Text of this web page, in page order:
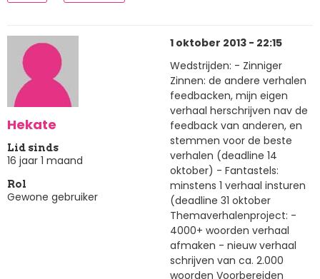
Hekate
Lid sinds
16 jaar 1 maand
Rol
Gewone gebruiker
1 oktober 2013 - 22:15
Wedstrijden: - Zinniger
Zinnen: de andere verhalen
feedbacken, mijn eigen
verhaal herschrijven nav de
feedback van anderen, en
stemmen voor de beste
verhalen (deadline 14
oktober) - Fantastels:
minstens 1 verhaal insturen
(deadline 31 oktober
Themaverhalenproject: -
4000+ woorden verhaal
afmaken - nieuw verhaal
schrijven van ca. 2.000
woorden Voorbereiden